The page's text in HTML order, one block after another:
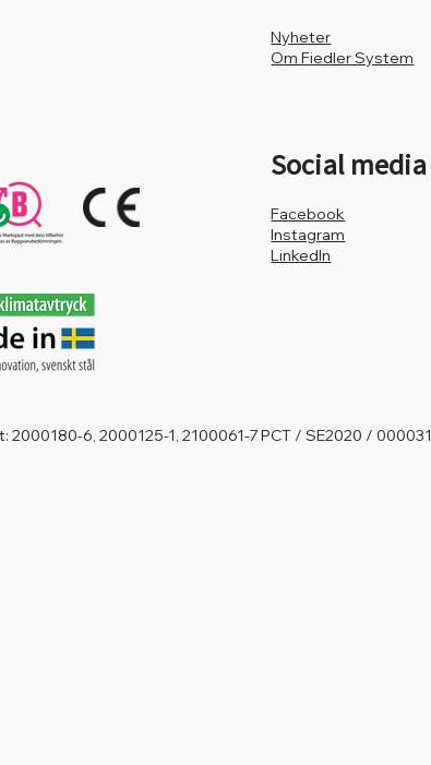
Nyheter
Om Fiedler System
Social media
Facebook
Instagram
LinkedIn
2000180-6, 2000125-1, 2100061-7 PCT / SE2020 / 000031